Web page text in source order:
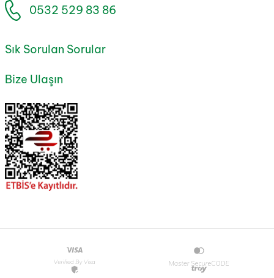
0532 529 83 86
Sık Sorulan Sorular
Bize Ulaşın